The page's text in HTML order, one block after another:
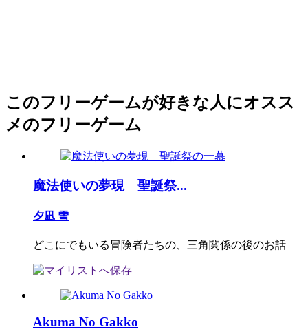
このフリーゲームが好きな人にオスス
メのフリーゲーム
魔法使いの夢現 聖誕祭...
夕凪 雪
どこにでもいる冒険者たちの、三角関係の後のお話
Akuma No Gakko